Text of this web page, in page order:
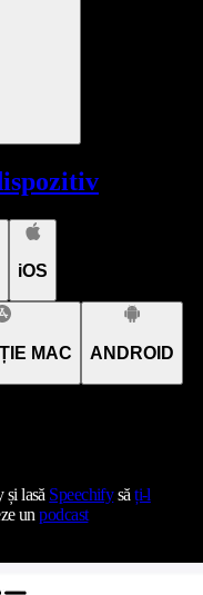
iOS
MAC ANDROID
lasă Speechifysăți-l
unpodcast